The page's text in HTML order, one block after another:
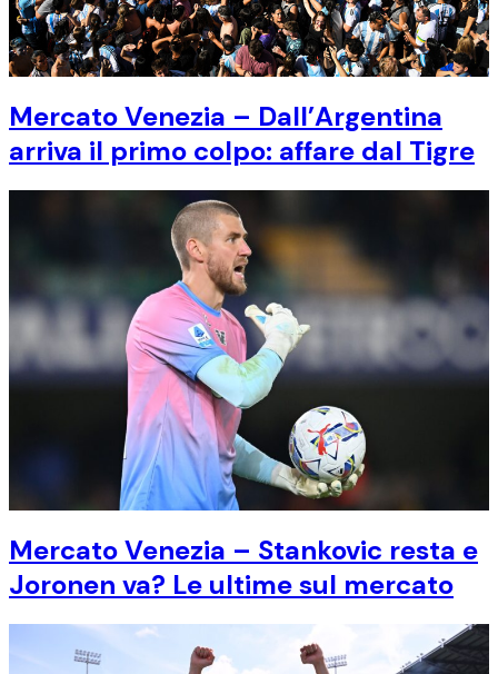
Mercato Venezia – Dall’Argentina
arriva il primo colpo: affare dal Tigre
Mercato Venezia – Stankovic resta e
Joronen va? Le ultime sul mercato